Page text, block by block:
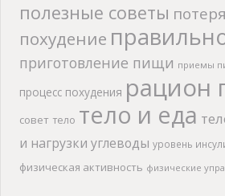
полезные советы
похудение
приготовление пищи приемы
процесс похудения рацион
совет тело тело и еда
и нагрузки углеводы уровень
физическая активность физические